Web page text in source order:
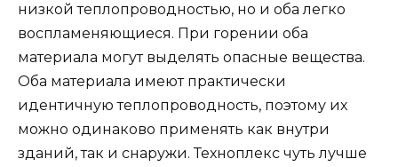
низкой теплопроводностью, но и оба легко
воспламеняющиеся. При горении оба
материала могут выделять опасные вещества.
Оба материала имеют практически
идентичную теплопроводность, поэтому их
можно одинаково применять как внутри
зданий, так и снаружи. Техноплекс чуть лучше